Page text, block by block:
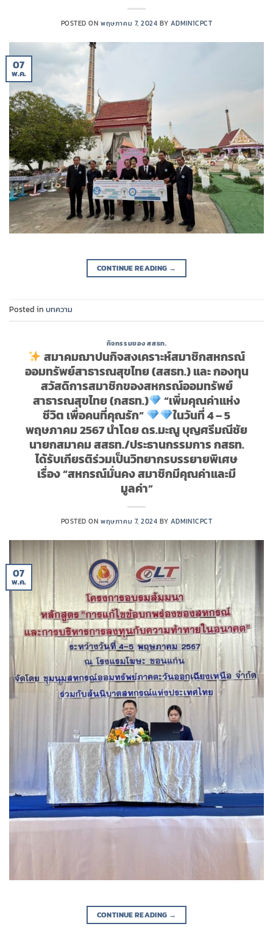
POSTED ONพฤษภาคม 7, 2024 BY ADMIN1CPCT
07
พ.ค.
CONTINUE READING →
Posted in บทความ
กิจกรรมของ สสธท.
สมาคมฌาปนกิจสงเคราะห์สมาชิกสหกรณ์
ออมทรัพย์สาธารณสุขไทย (สสธท.) และ กองทุน
สวัสดิการสมาชิกของสหกรณ์ออมทรัพย์
สาธารณสุขไทย (กสธท.)
“เพิ่มคุณค่าแห่ง
ชีวิต เพื่อคนที่คุณรัก”
ในวันที่ 4 – 5
พฤษภาคม 2567 นำโดย ดร.มะณู บุญศรีมณีชัย
นายกสมาคม สสธท./ประธานกรรมการ กสธท.
ได้รับเกียรติร่วมเป็นวิทยากรบรรยายพิเศษ
เรื่อง “สหกรณ์มั่นคง สมาชิกมีคุณค่าและมี
มูลค่า”
POSTED ONพฤษภาคม 7, 2024 BY ADMIN1CPCT
07
พ.ค.
CONTINUE READING →